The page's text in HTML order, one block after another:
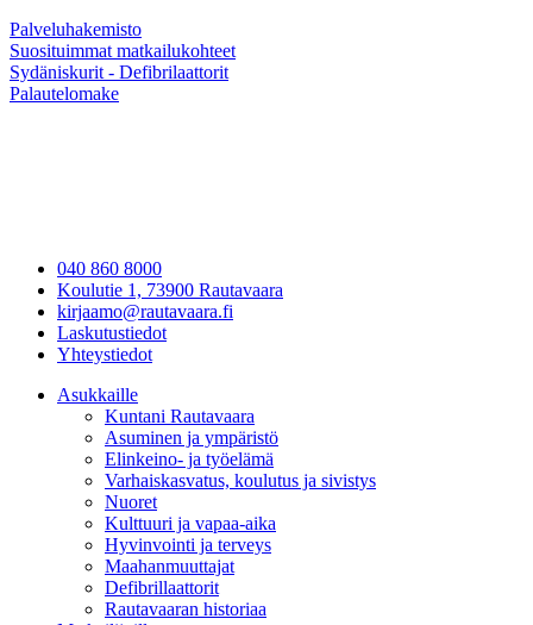
Palveluhakemisto
Suosituimmat matkailukohteet
Sydäniskurit - Defibrilaattorit
Palautelomake
040 860 8000
Koulutie 1, 73900 Rautavaara
kirjaamo@rautavaara.fi
Laskutustiedot
Yhteystiedot
Asukkaille
Kuntani Rautavaara
Asuminen ja ympäristö
Elinkeino- ja työelämä
Varhaiskasvatus, koulutus ja sivistys
Nuoret
Kulttuuri ja vapaa-aika
Hyvinvointi ja terveys
Maahanmuuttajat
Defibrillaattorit
Rautavaaran historiaa